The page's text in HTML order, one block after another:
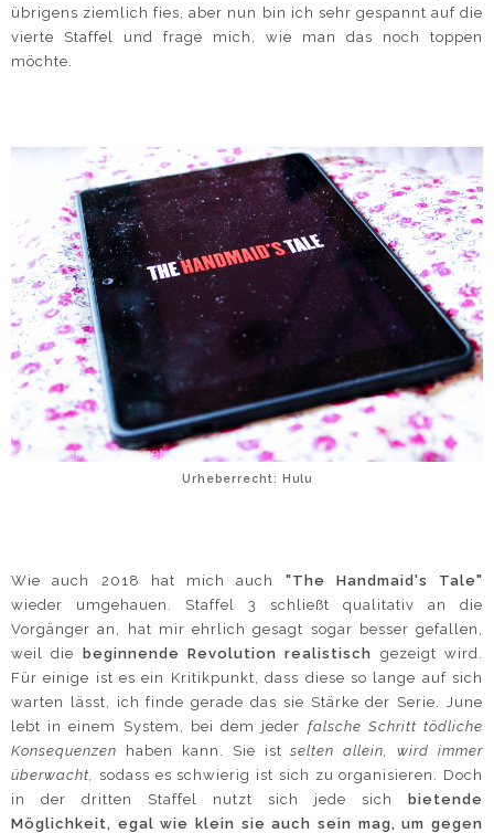
übrigens ziemlich fies, aber nun bin ich sehr gespannt auf die
vierte Staffel und frage mich, wie man das noch toppen
möchte.
Urheberrecht: Hulu
Wie auch 2018 hat mich auch "The Handmaid's Tale"
wieder umgehauen. Staffel 3 schließt qualitativ an die
Vorgänger an, hat mir ehrlich gesagt sogar besser gefallen,
weil die beginnende Revolution realistisch gezeigt wird.
Für einige ist es ein Kritikpunkt, dass diese so lange auf sich
warten lässt, ich finde gerade das sie Stärke der Serie. June
lebt in einem System, bei dem jeder falsche Schritt tödliche
Konsequenzen haben kann. Sie istselten allein, wird immer
überwacht, sodass es schwierig ist sich zu organisieren. Doch
in der dritten Staffel nutzt sich jede sich bietende
Möglichkeit, egal wie klein sie auch sein mag, um gegen